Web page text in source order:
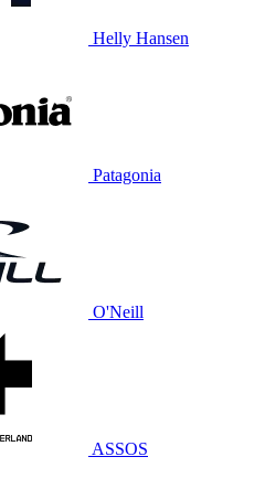
Helly Hansen
Patagonia
O'Neill
ASSOS